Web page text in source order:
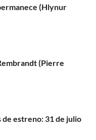
(Hlynur
(Pierre
estreno: 31 de julio